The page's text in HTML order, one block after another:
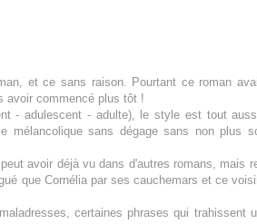
et ce sans raison. Pourtant ce roman
avoir commencé plus tôt !
- adulescent - adulte), le style est tout
mélancolique sans dégage sans non plus
avoir déjà vu dans d'autres romans, mais
que Cornélia par ses cauchemars et ce
certaines phrases qui trahissent